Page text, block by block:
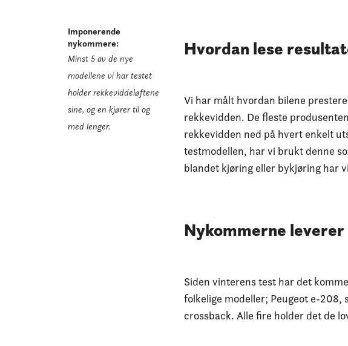
Imponerende
nykommere:
Minst 5 av de nye
modellene vi har testet
holder rekkeviddeløftene
sine, og en kjører til og
med lenger.
Hvordan lese
Vi har målt hvordan bilene
rekkevidden. De fleste
rekkevidden ned på hvert enkelt
testmodellen, har vi brukt denne
blandet kjøring eller bykjøring har
Nykommerne leverer
Siden vinterens test har det
folkelige modeller; Peugeot e-208,
crossback. Alle fire holder det de